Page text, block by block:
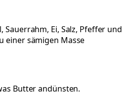
Sauerrahm, Ei, Salz, Pfeffer und
einer sämigen Masse
Butter andünsten.